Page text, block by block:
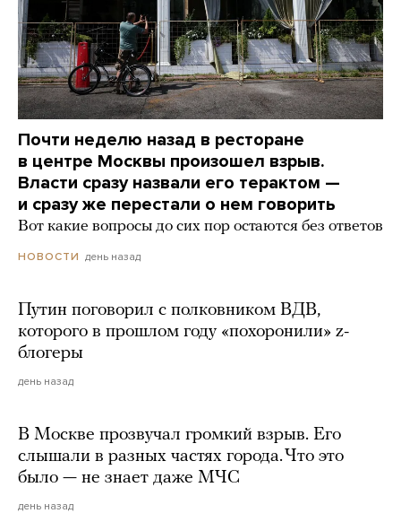
Почти неделю назад в ресторане
в центре Москвы произошел взрыв.
Власти сразу назвали его терактом —
и сразу же перестали о нем говорить
Вот какие вопросы до сих пор остаются без ответов
НОВОСТИ день назад
Путин поговорил с полковником ВДВ,
которого в прошлом году «похоронили» z-
блогеры
день назад
В Москве прозвучал громкий взрыв. Его
слышали в разных частях города. Что это
было — не знает даже МЧС
день назад